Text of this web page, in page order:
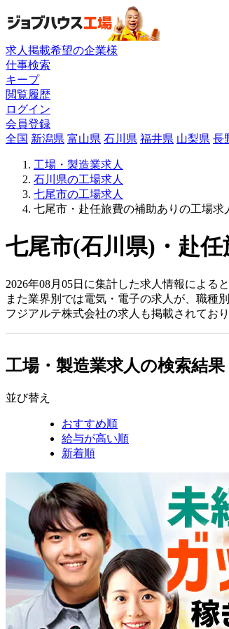
求人掲載希望の企業様
仕事検索
キープ
閲覧履歴
ログイン
会員登録
全国 新潟県 富山県 石川県 福井県 山梨県 長
工場・製造業求人
石川県の工場求人
七尾市の工場求人
七尾市・赴任旅費の補助ありの工場求
七尾市(石川県)・赴
2026年08月05日に集計した求人情報による
また業界別では電気・電子の求人が、職種
フジアルテ株式会社の求人も掲載されてお
工場・製造業求人の検索結果
並び替え
おすすめ順
給与が高い順
新着順